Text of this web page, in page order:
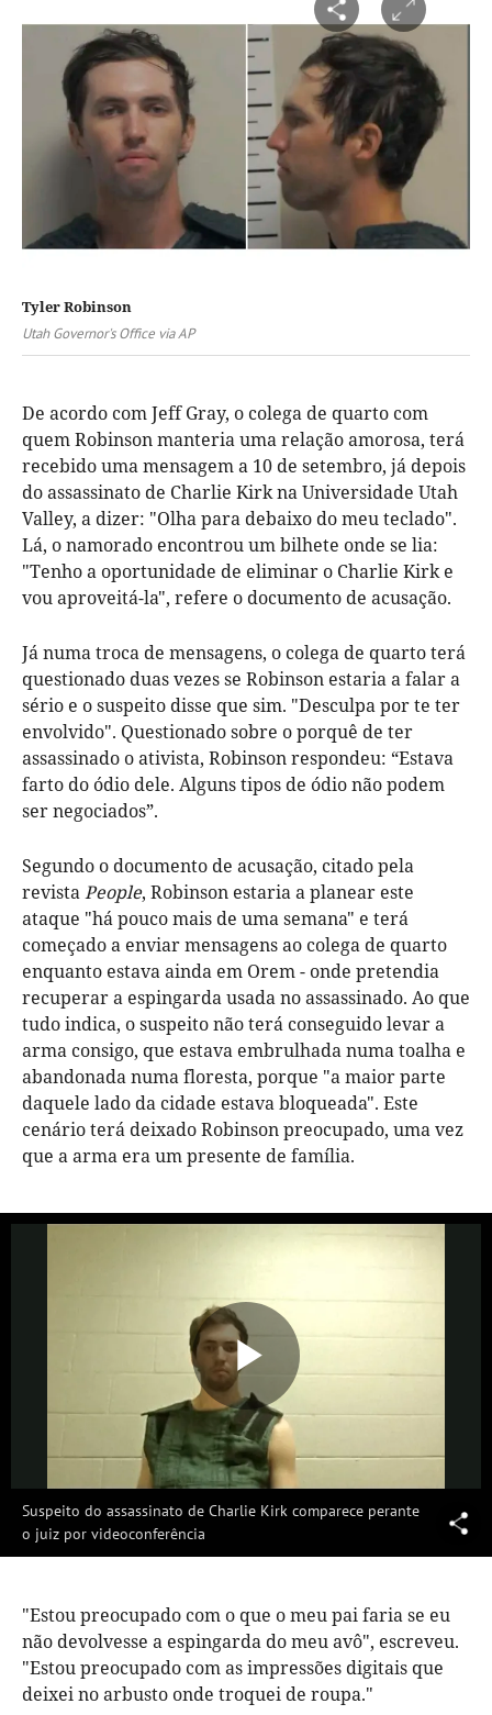
Tyler Robinson
Utah Governor's Office via AP
De acordo com Jeff Gray, o colega de quarto com
quem Robinson manteria uma relação amorosa, terá
recebido uma mensagem a 10 de setembro, já depois
do assassinato de Charlie Kirk na Universidade Utah
Valley, a dizer: "Olha para debaixo do meu teclado".
Lá, o namorado encontrou um bilhete onde se lia:
"Tenho a oportunidade de eliminar o Charlie Kirk e
vou aproveitá-la", refere o documento de acusação.
Já numa troca de mensagens, o colega de quarto terá
questionado duas vezes se Robinson estaria a falar a
sério e o suspeito disse que sim. "Desculpa por te ter
envolvido". Questionado sobre o porquê de ter
assassinado o ativista, Robinson respondeu: “Estava
farto do ódio dele. Alguns tipos de ódio não podem
ser negociados”.
Segundo o documento de acusação, citado pela
revistaPeople, Robinson estaria a planear este
ataque "há pouco mais de uma semana" e terá
começado a enviar mensagens ao colega de quarto
enquanto estava ainda em Orem - onde pretendia
recuperar a espingarda usada no assassinado. Ao que
tudo indica, o suspeito não terá conseguido levar a
arma consigo, que estava embrulhada numa toalha e
abandonada numa floresta, porque "a maior parte
daquele lado da cidade estava bloqueada". Este
cenário terá deixado Robinson preocupado, uma vez
que a arma era um presente de família.
Vídeo
Suspeito do assassinato de Charlie Kirk comparece perante
o juiz por videoconferência
"Estou preocupado com o que o meu pai faria se eu
não devolvesse a espingarda do meu avô", escreveu.
"Estou preocupado com as impressões digitais que
deixei no arbusto onde troquei de roupa."